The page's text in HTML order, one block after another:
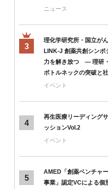
ニュース
3
理化学研究所・国立が
LINK-J 創薬共創シンポ
力を解き放つ ― 理研
ボトルネックの突破と
イベント
4
再生医療リーディング
ッションVol.2
イベント
5
AMED「創薬ベンチャ
事業」認定VCによる個